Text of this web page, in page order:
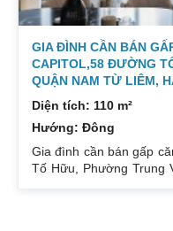
GIA ĐÌNH CẦN BÁN
CAPITOL,58 ĐƯỜNG
QUẬN NAM TỪ LIÊM,
Diện tích: 110 m²
Hướng: Đông
Gia đình cần bán gấp
Tố Hữu, Phường Trung